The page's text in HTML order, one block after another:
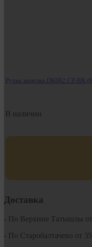
Ручка защелка DK682 CP-BK
В наличии
Доставка
- По Верхние Татышлы от
- По Старобалтачево от